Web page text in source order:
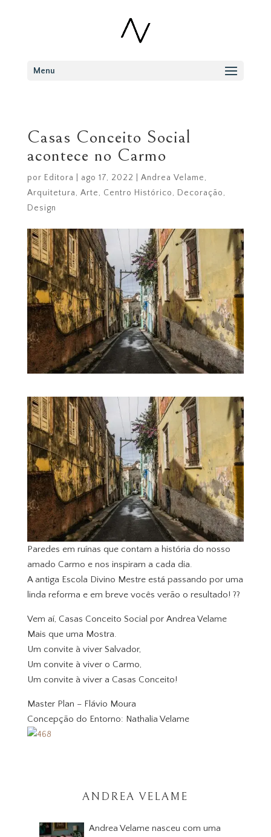
Menu
Casas Conceito Social
acontece no Carmo
por Editora ago 17, 2022 Andrea Velame,
Arquitetura, Arte, Centro Histórico, Decoração,
Design
Paredes em ruínas que contam a história do nosso
amado Carmo e nos inspiram a cada dia.
A antiga Escola Divino Mestre está passando por uma
linda reforma e em breve vocês verão o resultado! ??
Vem aí, Casas Conceito Social por Andrea Velame
Mais que uma Mostra.
Um convite à viver Salvador,
Um convite à viver o Carmo,
Um convite à viver a Casas Conceito!
Master Plan – Flávio Moura
Concepção do Entorno: Nathalia Velame
ANDREA VELAME
Andrea Velame nasceu com uma